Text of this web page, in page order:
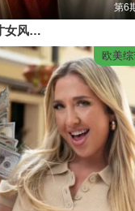
第6
中华才女风华录
欧美